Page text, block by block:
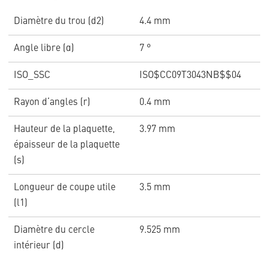
Diamètre du trou (d2) 4.4 mm
Angle libre (α) 7 °
ISO_SSC ISO$CC09T3043NB$$04
Rayon d‘angles (r) 0.4 mm
Hauteur de la plaquette,
épaisseur de la plaquette
(s)
3.97 mm
Longueur de coupe utile
(l1)
3.5 mm
Diamètre du cercle
intérieur (d)
9.525 mm